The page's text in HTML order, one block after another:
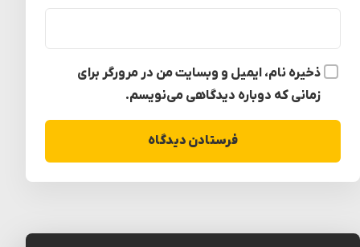
ذخیره نام، ایمیل و وبسایت من در مرورگر برای
زمانی که دوباره دیدگاهی می‌نویسم.